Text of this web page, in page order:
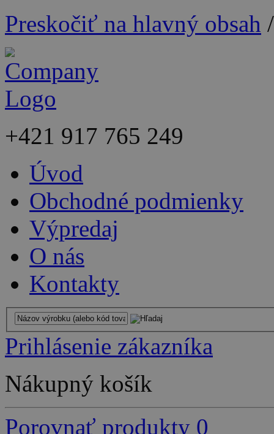
Preskočiť na hlavný obsah
+421 917 765 249
Úvod
Obchodné podmienky
Výpredaj
O nás
Kontakty
Prihlásenie zákazníka
Nákupný košík
Porovnať produkty 0